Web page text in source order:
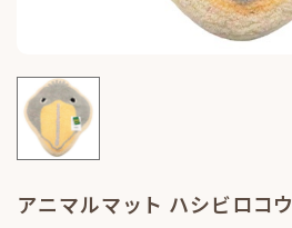
アニマルマット ハシビロコウ